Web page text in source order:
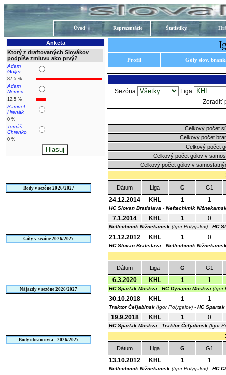
Úvod Reprezentácie Štatistiky
Anketa
Ktorý z draftovaných Slovákov
podpíše zmluvu ako prvý?
Adam
Goljer
87.5 %
Adam
Nemec
12.5 %
Samuel
Hrenák
0 %
Tomáš
Chrenko
0 %
Body v sezóne 2026/2027
Góly v sezóne 2026/2027
Nájazdy v sezóne 2026/2027
Body obrancovia - 2026/2027
Profil Góly slov.
Sezóna
Liga
Zoradiť
Celkový počet
Celkový počet
Celkový počet
Celkový počet gólov v
Celkový počet gólov v
Dátum Liga G G1
24.12.2014 KHL 1 1
HC Slovan Bratislava - Neftechimik
7.1.2014 KHL 1 0
Neftechimik Nižnekamsk (Igor Polygalov) - HC
21.12.2012 KHL 1 0
HC Slovan Bratislava - Neftechimik
Dátum Liga G G1
6.3.2020 KHL 1 1
HC Spartak Moskva - HC Dynamo Moskva (Igor
30.10.2018 KHL 1 1
Traktor Čeľjabinsk (Igor Polygalov) - HC
19.9.2018 KHL 1 0
HC Spartak Moskva - Traktor Čeľjabinsk (Igor
Dátum Liga G G1
13.10.2012 KHL 1 1
Neftechimik Nižnekamsk (Igor Polygalov) - HC